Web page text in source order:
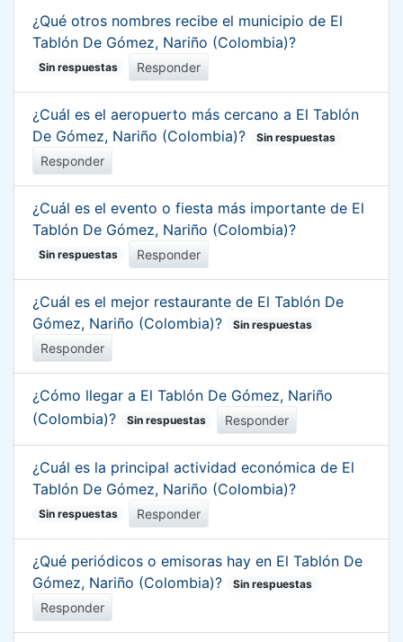
¿Qué otros nombres recibe el municipio de El
Tablón De Gómez, Nariño (Colombia)?
Sin respuestas Responder
¿Cuál es el aeropuerto más cercano a El Tablón
De Gómez, Nariño (Colombia)?
Sin respuestas
Responder
¿Cuál es el evento o fiesta más importante de El
Tablón De Gómez, Nariño (Colombia)?
Sin respuestas Responder
¿Cuál es el mejor restaurante de El Tablón De
Gómez, Nariño (Colombia)?
Sin respuestas
Responder
¿Cómo llegar a El Tablón De Gómez, Nariño
(Colombia)?
Sin respuestas Responder
¿Cuál es la principal actividad económica de El
Tablón De Gómez, Nariño (Colombia)?
Sin respuestas Responder
¿Qué periódicos o emisoras hay en El Tablón De
Gómez, Nariño (Colombia)?
Sin respuestas
Responder